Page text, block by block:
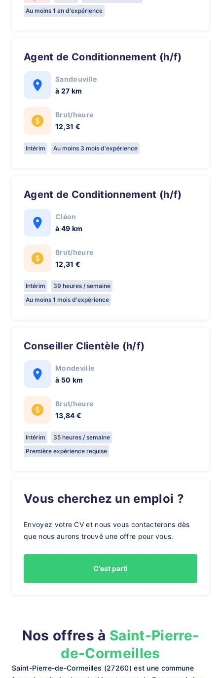
Au moins 1 an d'expérience
Agent de Conditionnement (h/f)
Sandouville
à 27 km
Brut/heure
12,31 €
Intérim Au moins 3 mois d'expérience
Agent de Conditionnement (h/f)
Cléon
à 49 km
Brut/heure
12,31 €
Intérim
39 heures / semaine
Au moins 1 mois d'expérience
Conseiller Clientèle (h/f)
Mondeville
à 50 km
Brut/heure
13,84 €
Intérim
35 heures / semaine
Première expérience requise
Vous cherchez un emploi ?
Envoyez votre CV et nous vous contacterons dès
que nous aurons trouvé une offre pour vous.
C'est parti
Nos offres à Saint-Pierre-
de-Cormeilles
Saint-Pierre-de-Cormeilles (27260) est une commune